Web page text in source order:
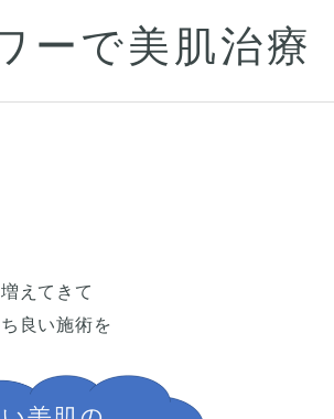
ーで美肌治療
えてきて
良い施術を